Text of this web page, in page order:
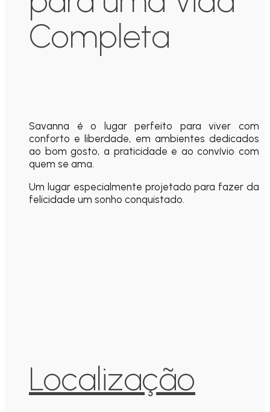
Completa
Savanna é o lugar perfeito para viver com
conforto e liberdade, em ambientes dedicados
ao bom gosto, a praticidade e ao convívio com
quem se ama.
Um lugar especialmente projetado para fazer da
felicidade um sonho conquistado.
Localização